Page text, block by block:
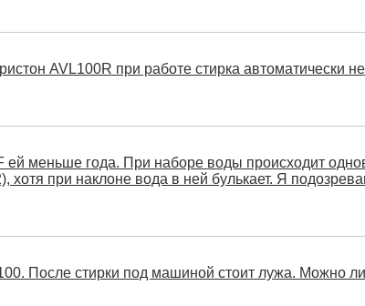
AVL100R при работе стирка автоматически
меньше года. При наборе воды происходит
хотя при наклоне вода в ней булькает. Я
После стирки под машиной стоит лужа. Можно ли